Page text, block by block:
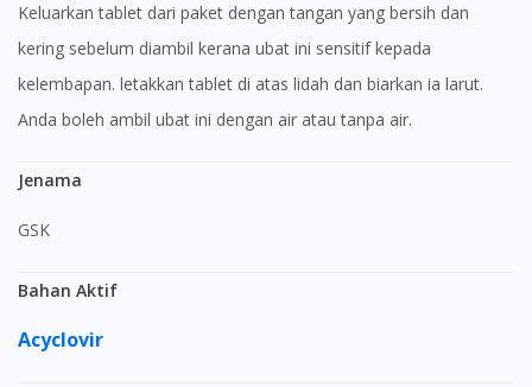
Keluarkan tablet dari paket dengan tangan yang bersih dan
kering sebelum diambil kerana ubat ini sensitif kepada
kelembapan. letakkan tablet di atas lidah dan biarkan ia larut.
Anda boleh ambil ubat ini dengan air atau tanpa air.
Jenama
GSK
Bahan Aktif
Acyclovir